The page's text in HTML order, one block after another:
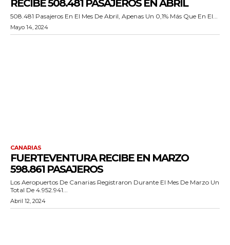
RECIBE 508.481 PASAJEROS EN ABRIL
508.481 Pasajeros En El Mes De Abril, Apenas Un 0,1% Más Que En El...
Mayo 14, 2024
CANARIAS
FUERTEVENTURA RECIBE EN MARZO
598.861 PASAJEROS
Los Aeropuertos De Canarias Registraron Durante El Mes De Marzo Un
Total De 4.952.941...
Abril 12, 2024